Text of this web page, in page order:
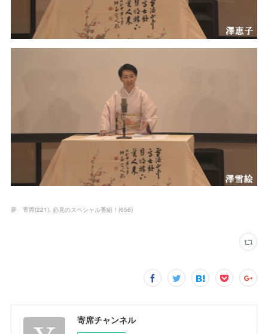
夢 寄席(221) 必見のスペシャル番組！ (656)
寄席チャンネル